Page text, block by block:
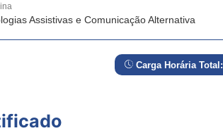
Assistivas e Comunicação Alternativa
Carga Horária Total: